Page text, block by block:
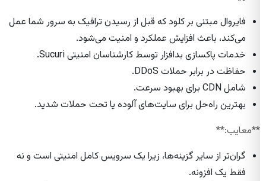
فایروال مبتنی بر کلود که قبل از رسیدن ترافیک به سرور شما عمل
می‌کند، باعث افزایش عملکرد و امنیت می‌شود.
خدمات پاکسازی بدافزار توسط کارشناسان امنیتی Sucuri.
حفاظت در برابر حملات DDoS.
شامل CDN برای بهبود سرعت.
بهترین راه‌حل برای سایت‌های آلوده یا تحت حملات شدید.
**معایب:**
گران‌تر از سایر گزینه‌ها، زیرا یک سرویس کامل امنیتی است و نه
فقط یک افزونه.